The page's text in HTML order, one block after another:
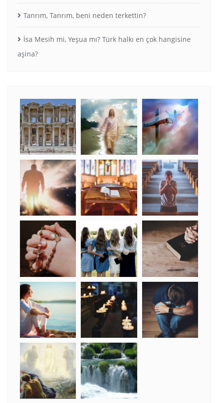
Tanrım, Tanrım, beni neden terkettin?
İsa Mesih mi, Yeşua mı? Türk halkı en çok hangisine
aşina?